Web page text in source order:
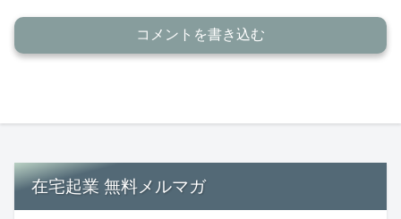
コメントを書き込む
在宅起業 無料メルマガ